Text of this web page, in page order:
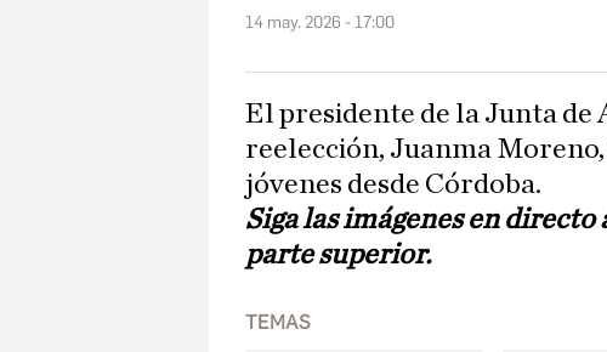
14 may. 2026 - 17:00
El presidente de la Junta de Andalucía y candidato a la
reelección, Juanma
jóvenes desde Córdoba.
Siga las imágenes en
parte superior.
TEMAS